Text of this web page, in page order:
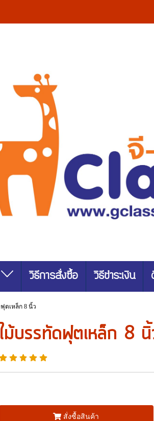
วิธีการสั่งซื้อ วิธีชำระเงิน
ตเหล็ก 8 นิ้ว
ไม้บรรทัดฟุตเหล็ก 8
สั่งซื้อสินค้า